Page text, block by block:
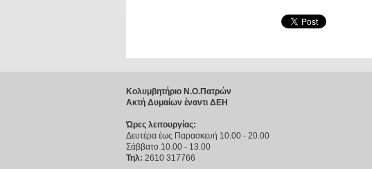
Κολυμβητήριο Ν.Ο.Πατρών
Ακτή Δυμαίων έναντι ΔΕΗ
Ώρες λειτουργίας:
Δευτέρα έως Παρασκευή 10.00 - 20.00
Σάββατο 10.00 - 13.00
Τηλ: 2610 317766